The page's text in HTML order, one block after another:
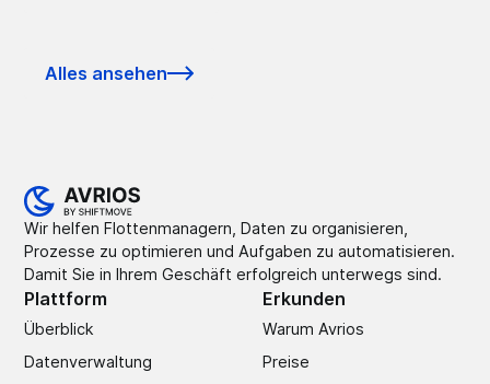
Alles ansehen
Wir helfen Flottenmanagern, Daten zu organisieren,
Prozesse zu optimieren und Aufgaben zu automatisieren.
Damit Sie in Ihrem Geschäft erfolgreich unterwegs sind.
Plattform
Überblick
Datenverwaltung
Erkunden
Warum Avrios
Preise